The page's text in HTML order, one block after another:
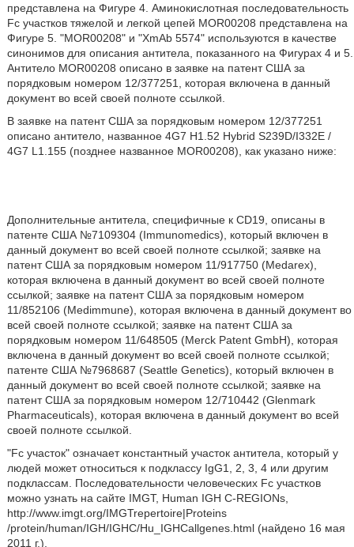
представлена на Фигуре 4. Аминокислотная последовательность
Fc участков тяжелой и легкой цепей MOR00208 представлена на
Фигуре 5. "MOR00208" и "XmAb 5574" используются в качестве
синонимов для описания антитела, показанного на Фигурах 4 и 5.
Антитело MOR00208 описано в заявке на патент США за
порядковым номером 12/377251, которая включена в данный
документ во всей своей полноте ссылкой.
В заявке на патент США за порядковым номером 12/377251
описано антитело, названное 4G7 Н1.52 Hybrid S239D/I332E /
4G7 L1.155 (позднее названное MOR00208), как указано ниже:
Дополнительные антитела, специфичные к CD19, описаны в
патенте США №7109304 (Immunomedics), который включен в
данный документ во всей своей полноте ссылкой; заявке на
патент США за порядковым номером 11/917750 (Medarex),
которая включена в данный документ во всей своей полноте
ссылкой; заявке на патент США за порядковым номером
11/852106 (Medimmune), которая включена в данный документ во
всей своей полноте ссылкой; заявке на патент США за
порядковым номером 11/648505 (Merck Patent GmbH), которая
включена в данный документ во всей своей полноте ссылкой;
патенте США №7968687 (Seattle Genetics), который включен в
данный документ во всей своей полноте ссылкой; заявке на
патент США за порядковым номером 12/710442 (Glenmark
Pharmaceuticals), которая включена в данный документ во всей
своей полноте ссылкой.
"Fc участок" означает константный участок антитела, который у
людей может относиться к подклассу IgG1, 2, 3, 4 или другим
подклассам. Последовательности человеческих Fc участков
можно узнать на сайте IMGT, Human IGH C-REGIONs,
http://www.imgt.org/IMGTrepertoire|Proteins
/protein/human/IGH/IGHC/Hu_IGHCallgenes.html (найдено 16 мая
2011 г.).